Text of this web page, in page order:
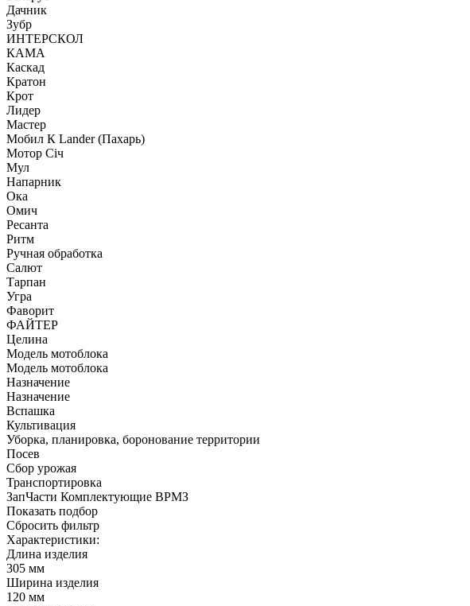
Дачник
Зубр
ИНТЕРСКОЛ
КАМА
Каскад
Кратон
Крот
Лидер
Мастер
Мобил К Lander (Пахарь)
Мотор Сiч
Мул
Напарник
Ока
Омич
Ресанта
Ритм
Ручная обработка
Салют
Тарпан
Угра
Фаворит
ФАЙТЕР
Целина
Модель мотоблока
Модель мотоблока
Назначение
Назначение
Вспашка
Культивация
Уборка, планировка, боронование территории
Посев
Сбор урожая
Транспортировка
ЗапЧасти Комплектующие ВРМЗ
Показать подбор
Сбросить фильтр
Характеристики:
Длина изделия
305 мм
Ширина изделия
120 мм